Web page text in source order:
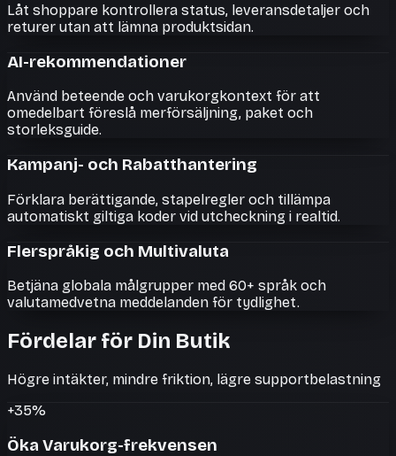
Låt shoppare kontrollera status, leveransdetaljer och
returer utan att lämna produktsidan.
AI-rekommendationer
Använd beteende och varukorgkontext för att
omedelbart föreslå merförsäljning, paket och
storleksguide.
Kampanj- och Rabatthantering
Förklara berättigande, stapelregler och tillämpa
automatiskt giltiga koder vid utcheckning i realtid.
Flerspråkig och Multivaluta
Betjäna globala målgrupper med 60+ språk och
valutamedvetna meddelanden för tydlighet.
Fördelar för Din Butik
Högre intäkter, mindre friktion, lägre supportbelastning
+35%
Öka Varukorg-frekvensen